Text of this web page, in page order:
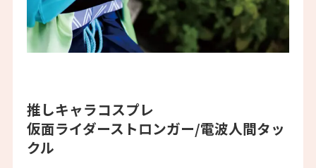
推しキャラコスプレ
仮面ライダーストロンガー/電波人間タッ
クル